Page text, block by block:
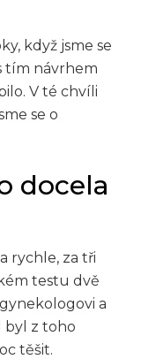
když jsme se
tím návrhem
V té chvíli
se o
docela
rychle, za tři
testu dvě
a
byl z toho
těšit.